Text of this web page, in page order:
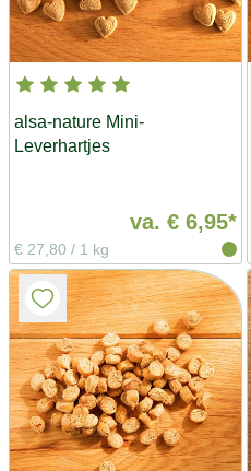
alsa-nature Mini-
Leverhartjes
va. € 6,95*
€ 27,80 / 1 kg